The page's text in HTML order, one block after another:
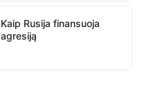
Kaip Rusija finansuoja
agresiją